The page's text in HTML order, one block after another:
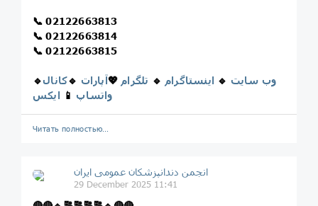
📞 02122663813
📞 02122663814
📞 02122663815
🔹 وب سایت 🔹 اینستاگرام 🔹 تلگرام 💖آپارات 🔹کانال
واتساپ 📱 ایکس
Читать полностью…
انجمن دندانپزشکان عمومی ایران
29 December 2025 11:41